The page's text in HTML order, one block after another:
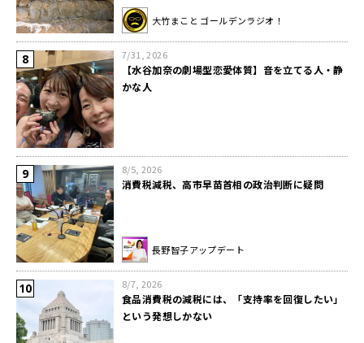
大竹まこと ゴールデンラジオ！
7/31, 2026
【水谷加奈の劇場型恋愛体質】音を立てる人・静
かな人
8/5, 2026
消費税減税、高市早苗首相の政治判断に疑問
長野智子アップデート
8/7, 2026
食品消費税の減税には、「支持率を回復したい」
という発想しかない